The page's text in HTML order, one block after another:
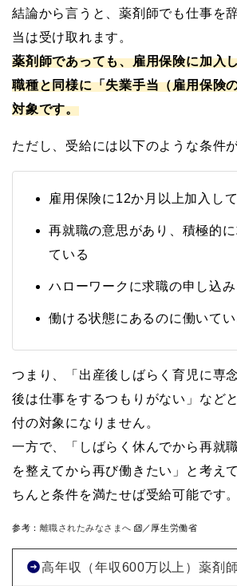
結論から言うと、薬剤師でも仕事を
当は受け取れます。
薬剤師であっても、雇用保険に加入
職種と同様に「失業手当（雇用保険
対象です。
ただし、受給には以下のような条件
雇用保険に12か月以上加入し
再就職の意思があり、積極的
ている
ハローワークに求職の申し込
働ける状態にあるのに働いて
つまり、「出産後しばらく育児に専
後は仕事をするつもりがない」など
付の対象になりません。
一方で、「しばらく休んでから再就
を整えてから再び働きたい」と考え
ちんと条件を満たせば受給可能です。
参考： 離職されたみなさまへ ／厚生労働省
高年収（年収600万以上）薬剤